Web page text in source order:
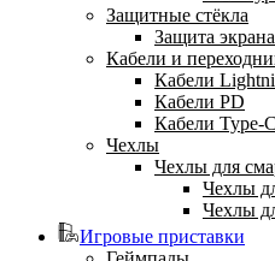
Защитные стёкла
Защита
Кабели и
Кабели
Кабели PD
Кабели Type-C
Чехлы
Чехлы для
Чехлы
Чехлы
Игровые приставки